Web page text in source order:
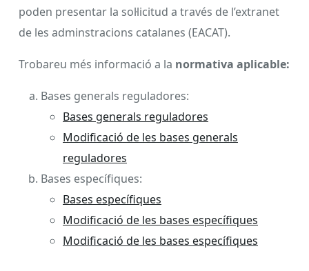
poden presentar la sol·licitud a través de l’extranet
de les adminstracions catalanes (EACAT).
Trobareu més informació a la normativa aplicable:
Bases generals reguladores:
Bases generals reguladores
Modificació de les bases generals
reguladores
Bases específiques:
Bases específiques
Modificació de les bases específiques
Modificació de les bases específiques